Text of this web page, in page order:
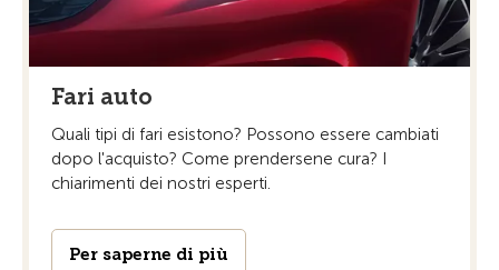
Fari auto
Quali tipi di fari esistono? Possono essere cambiati
dopo l'acquisto? Come prendersene cura? I
chiarimenti dei nostri esperti.
Per saperne di più